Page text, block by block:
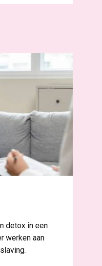
detox in een
werken aan